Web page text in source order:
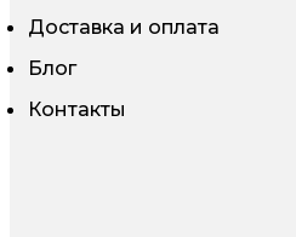
Доставка и оплата
Блог
Контакты